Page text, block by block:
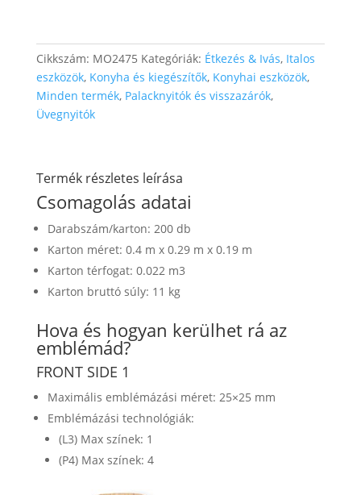
Cikkszám: MO2475 Kategóriák: Étkezés & Ivás, Italos
eszközök, Konyha és kiegészítők, Konyhai eszközök,
Minden termék, Palacknyitók és visszazárók,
Üvegnyitók
Termék részletes leírása
Csomagolás adatai
Darabszám/karton: 200 db
Karton méret: 0.4 m x 0.29 m x 0.19 m
Karton térfogat: 0.022 m3
Karton bruttó súly: 11 kg
Hova és hogyan kerülhet rá az
emblémád?
FRONT SIDE 1
Maximális emblémázási méret: 25×25 mm
Emblémázási technológiák:
(L3) Max színek: 1
(P4) Max színek: 4